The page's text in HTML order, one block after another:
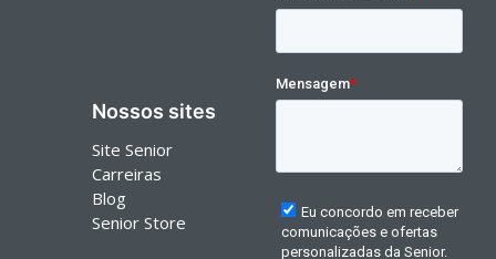
Nossos sites
Site Senior
Carreiras
Blog
Senior Store